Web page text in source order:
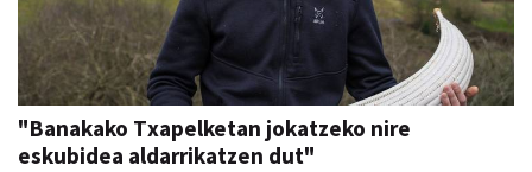
"Banakako Txapelketan jokatzeko nire
eskubidea aldarrikatzen dut"